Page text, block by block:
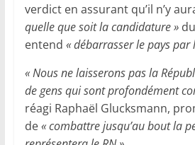
verdict en assurant qu’il n’y
quelle que soit la candidature »du
entend « débarrasser le pays par
« Nous ne laisserons pas la
de gens qui sont profondément
réagi Raphaël Glucksmann,
de« combattre jusqu’au bout la